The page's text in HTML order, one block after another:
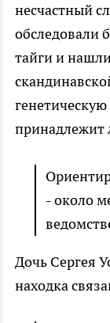
несчастный
обследовали
тайги и
принадлежит
- около
Дочь Сергея
находка